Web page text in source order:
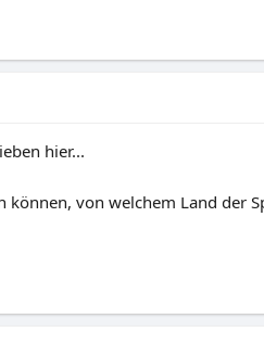
hier...
von welchem Land der